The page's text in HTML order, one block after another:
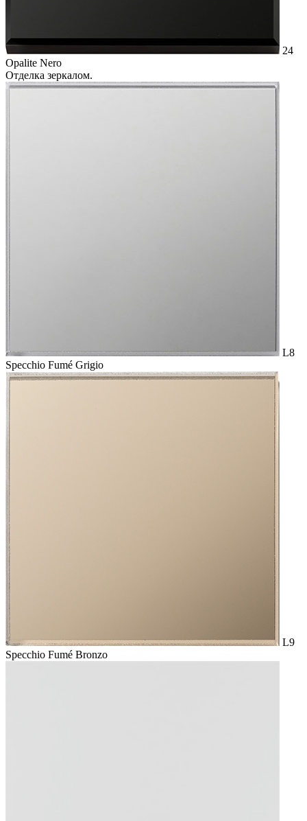
24
Opalite Nero
Отделка зеркалом.
L8
Specchio Fumé Grigio
L9
Specchio Fumé Bronzo